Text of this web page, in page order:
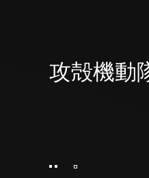
攻殻機